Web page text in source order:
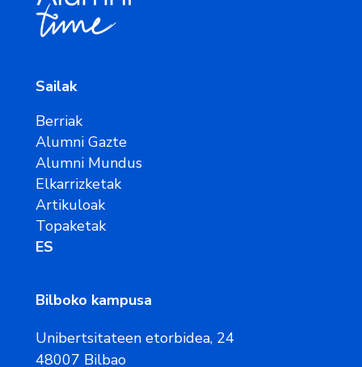
Sailak
Berriak
Alumni Gazte
Alumni Mundus
Elkarrizketak
Artikuloak
Topaketak
ES
Bilboko kampusa
Unibertsitateen etorbidea, 24
48007 Bilbao